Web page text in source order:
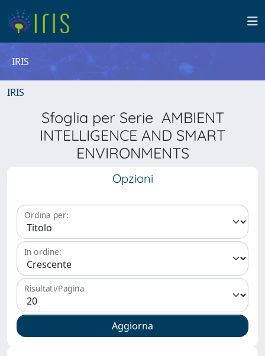
IRIS
IRIS
Sfoglia per Serie AMBIENT
INTELLIGENCE AND SMART
ENVIRONMENTS
Opzioni
Ordina per:
In ordine:
Risultati/Pagina